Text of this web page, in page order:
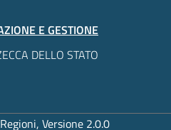
E GESTIONE
DELLO STATO
Versione 2.0.0